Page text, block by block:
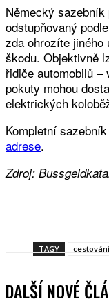
Německý
odstupňovaný
zda ohrozíte
škodu. Objektivně
řidiče automobilů –
pokuty mohou
elektrických
Kompletní
adrese.
Zdroj:
TAGY cestování
DALŠÍ NOVÉ